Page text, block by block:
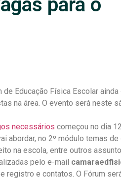
para o
Educação Física Escolar
na área. O evento será neste
necessários começou no dia
abordar, no 2º módulo temas
na escola, entre outros
pelo e-mail
registro e contatos. O Fórum